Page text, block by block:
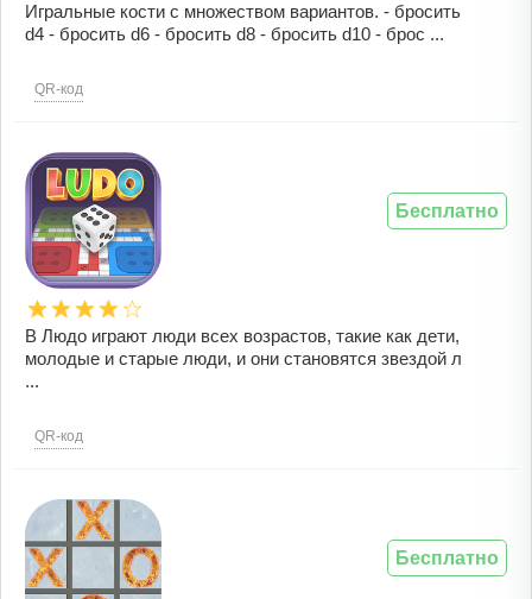
Игральные кости с множеством вариантов. - бросить
d4 - бросить d6 - бросить d8 - бросить d10 - брос ...
QR-код
В Людо играют люди всех возрастов, такие как дети,
молодые и старые люди, и они становятся звездой л
...
QR-код
Бесплатно
Бесплатно